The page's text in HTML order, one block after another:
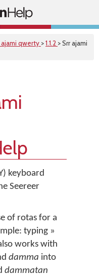
ajami qwerty >1.1.2 > Srr ajami
keyboard
Seereer
of rotas for a
typing »
works with
damma into
dammatan